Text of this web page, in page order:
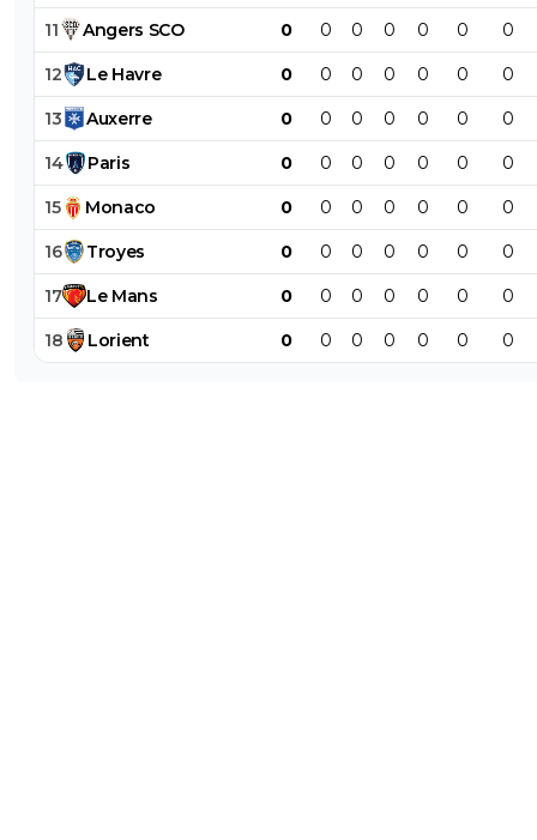
11 Angers SCO 0 0 0 0 0 0 0
12 Le Havre 0 0 0 0 0 0 0
13 Auxerre 0 0 0 0 0 0 0
14 Paris 0 0 0 0 0 0 0
15 Monaco 0 0 0 0 0 0 0
16 Troyes 0 0 0 0 0 0 0
17 Le Mans 0 0 0 0 0 0 0
18 Lorient 0 0 0 0 0 0 0